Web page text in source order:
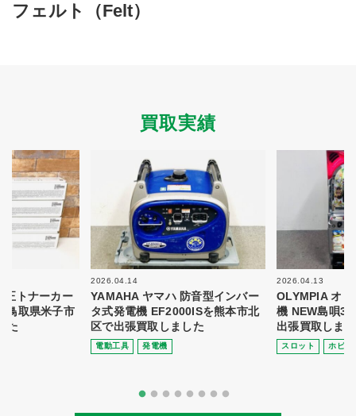
新着情報
プライバシーポリシー
規約・同意書
本人確認書類アップロード
梱包
ガイド
法人の
お客様へ
フェルト（Felt）
買取実績
トナーカー
鳥取県米子市
た
2026.04.14
YAMAHA ヤマハ 防音型インバー
タ式発電機 EF2000ISを熊本市北
区で出張買取しました
電動⼯具 発電機
2026.04.13
OLYMPIA オ
機 NEW島唄
出張買取しま
スロット ホビー